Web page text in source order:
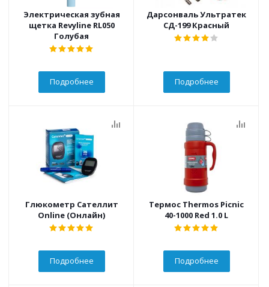
Электрическая зубная
щетка Revyline RL050
Голубая
Подробнее
Дарсонваль Ультратек
СД-199 Красный
Подробнее
Глюкометр Сателлит
Online (Онлайн)
Подробнее
Термос Thermos Picnic
40-1000 Red 1.0 L
Подробнее